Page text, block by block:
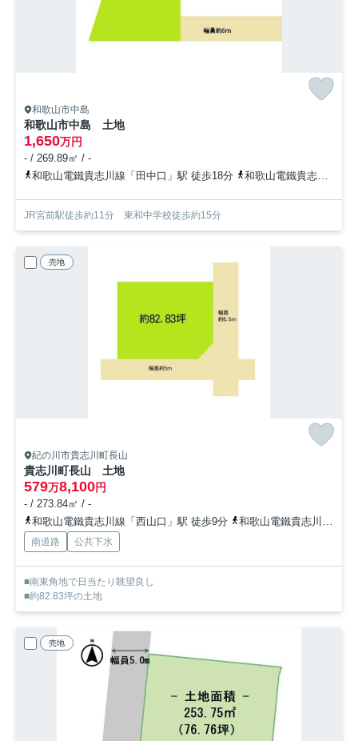
和歌山市中島
和歌山市中島 土地
1,650万円
- / 269.89㎡ / -
和歌山電鐵貴志川線「田中口」駅 徒歩18分
和歌山電鐵貴志川線「神前」駅 徒歩22分
JR宮前駅徒歩約11分 東和中学校徒歩約15分
売地
紀の川市貴志川町長山
貴志川町長山 土地
579万8,100円
- / 273.84㎡ / -
和歌山電鐵貴志川線「西山口」駅 徒歩9分
和歌山電鐵貴志川線「大池遊園」駅 徒歩14分
南道路 公共下水
■南東角地で日当たり眺望良し
■約82.83坪の土地
売地